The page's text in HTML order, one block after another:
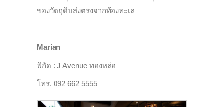
ของวัตถุดิบส่งตรงจากท้องทะเล
Marian
พิกัด : J Avenue ทองหล่อ
โทร. 092 662 5555